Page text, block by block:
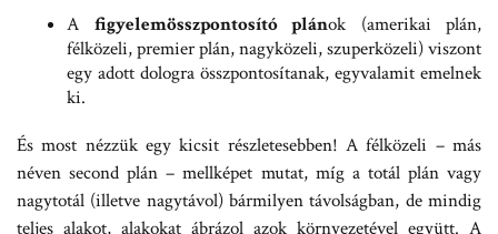
A figyelemösszpontosító plánok (amerikai plán,
félközeli, premier plán, nagyközeli, szuperközeli) viszont
egy adott dologra összpontosítanak, egyvalamit emelnek
ki.
És most nézzük egy kicsit részletesebben! A félközeli – más
néven second plán – mellképet mutat, míg a totál plán vagy
nagytotál (illetve nagytávol) bármilyen távolságban, de mindig
teljes alakot, alakokat ábrázol azok környezetével együtt. A